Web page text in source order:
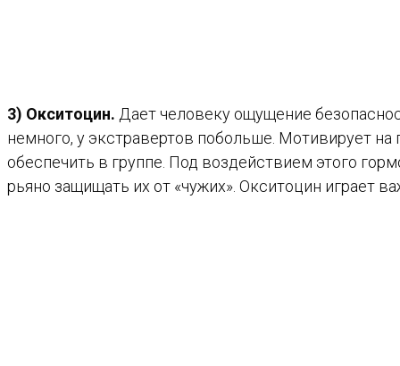
3) Окситоцин. Дает человеку ощущение
немного, у экстравертов побольше. Мотивирует
обеспечить в группе. Под воздействием этого
рьяно защищать их от «чужих». Окситоцин